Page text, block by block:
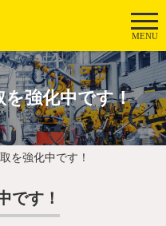
MENU
を強化中です！
を強化中です！
です！